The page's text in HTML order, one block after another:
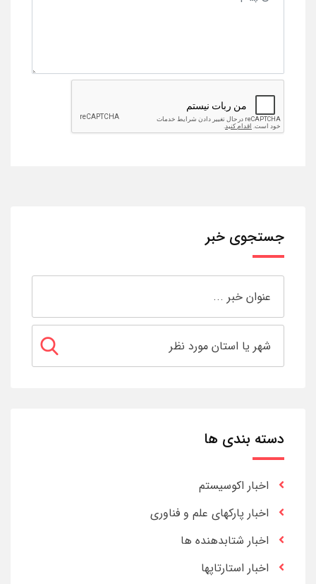
جستجوی خبر
دسته بندی ها
اخبار اکوسیستم
اخبار پارکهای علم و فناوری
اخبار شتابدهنده ها
اخبار استارتاپها